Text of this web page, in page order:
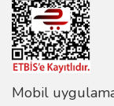
Mobil